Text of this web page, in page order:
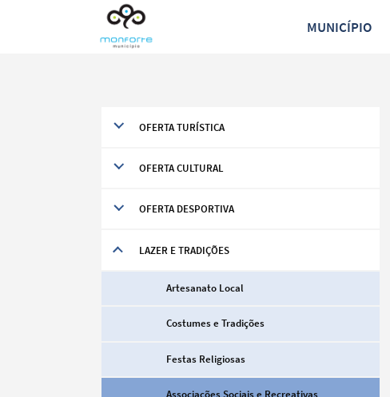
MUNICÍPIO
Termo de Pesquisa
OFERTA TURÍSTICA
OFERTA CULTURAL
OFERTA DESPORTIVA
LAZER E TRADIÇÕES
Artesanato Local
Costumes e Tradições
Festas Religiosas